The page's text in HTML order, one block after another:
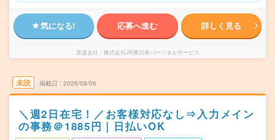
気になる! 応募へ進む 詳しく見る
派遣会社 株式会社JR東日本パーソネルサービス
未読 掲載日 2026/08/06
＼週2日在宅！／お客様対応なし⇒入力メイン
の事務＠1885円｜日払いOK